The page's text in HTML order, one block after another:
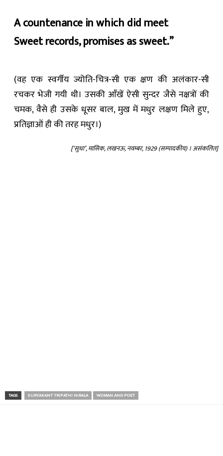
A countenance in which did meet
Sweet records, promises as sweet.”
(वह एक स्वर्गीय ज्योति-चित्र-सी एक क्षण की अलंकार-सी
रचकर भेजी गयी थी। उसकी आँखें ऐसी सुन्दर जैसे नक्षत्रों की
चमक, वैसे ही उसके धूसर बाल, मुख में मधुर लक्षण मिले हुए,
प्रतिज्ञाओं ही की तरह मधुर।)
[‘सुधा’, मासिक, लखनऊ, नवम्बर, 1929 (सम्पादकीय) । असंकलित]
TAGS SURYAKANT TRIPATHI NIRALA WOMAN AND POET